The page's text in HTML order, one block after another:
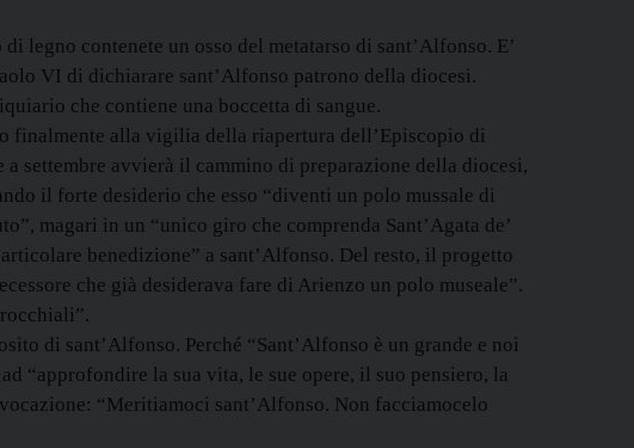
legno contenete un osso del metatarso di sant’Alfonso. E’
VI di dichiarare sant’Alfonso patrono della diocesi.
che contiene una boccetta di sangue.
finalmente alla vigilia della riapertura dell’Episcopio di
settembre avvierà il cammino di preparazione della diocesi,
il forte desiderio che esso “diventi un polo mussale di
magari in un “unico giro che comprenda Sant’Agata de’
benedizione” a sant’Alfonso. Del resto, il progetto
che già desiderava fare di Arienzo un polo museale”.
di sant’Alfonso. Perché “Sant’Alfonso è un grande e noi
“approfondire la sua vita, le sue opere, il suo pensiero, la
“Meritiamoci sant’Alfonso. Non facciamocelo